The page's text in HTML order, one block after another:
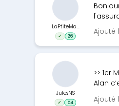
Ajouté
LaPtiteMa...
✓ 26
>> 1er
Alan
Ajouté
JulesNS
✓ 54